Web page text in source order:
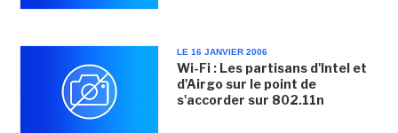
LE 16 JANVIER 2006
Wi-Fi : Les partisans d'Intel et
d'Airgo sur le point de
s'accorder sur 802.11n